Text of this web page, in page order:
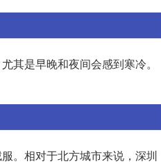
其是早晚和夜间会感到寒冷。
。相对于北方城市来说，深圳